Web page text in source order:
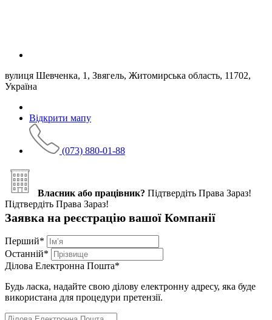
вулиця Шевченка, 1, Звягель, Житомирська область, 11702,
Україна
Відкрити мапу
(073) 880-01-88
Власник або працівник? Підтвердіть Права Зараз!
Підтвердіть Права Зараз!
Заявка на реєстрацію вашої Компанії
Перший*
Останній*
Ділова Електронна Пошта*
Будь ласка, надайте свою ділову електронну адресу, яка буде
використана для процедури претензії.